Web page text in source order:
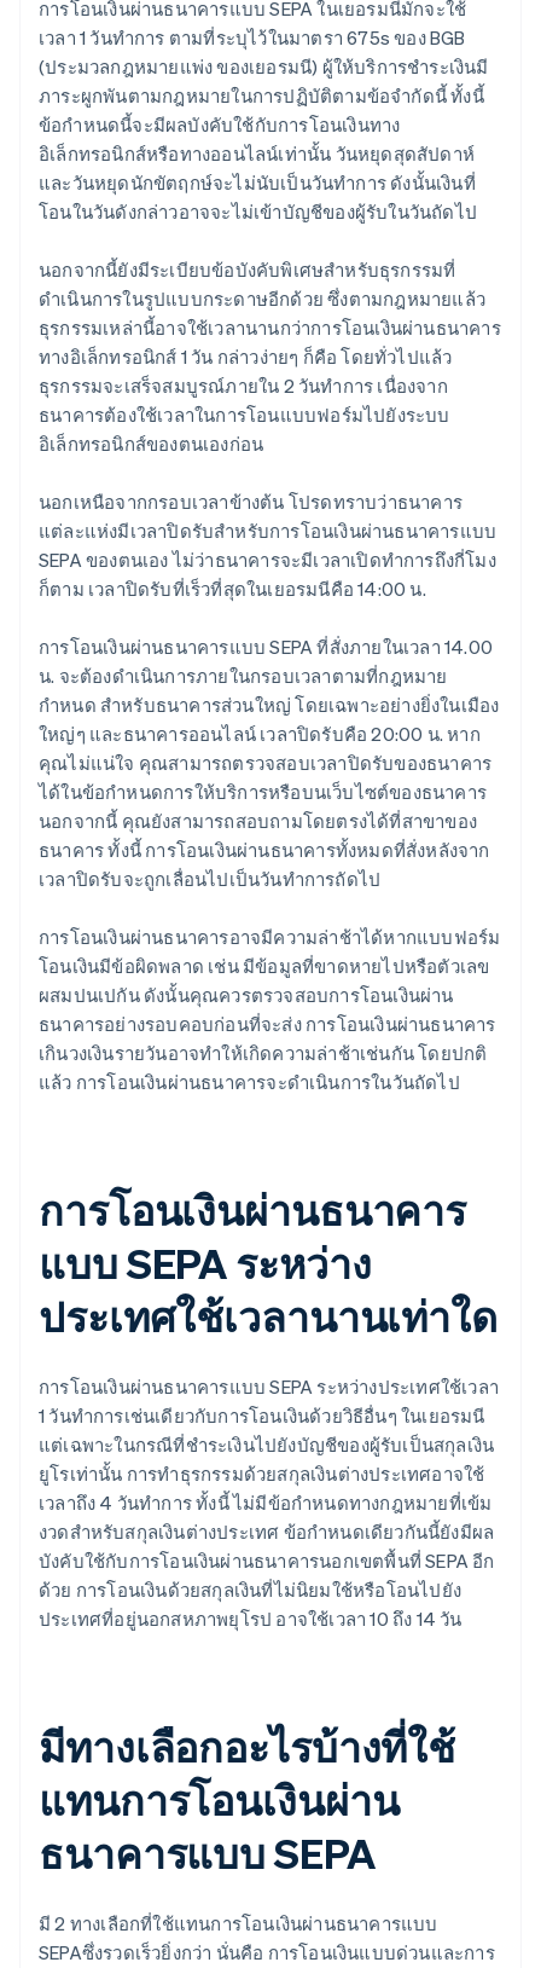
การโอนเงินผ่านธนาคารแบบ SEPA ในเยอรมนีมักจะใช้
เวลา 1 วันทำการ ตามที่ระบุไว้ในมาตรา 675s ของ BGB
(ประมวลกฎหมายแพ่ง ของเยอรมนี) ผู้ให้บริการชำระเงินมี
ภาระผูกพันตามกฎหมายในการปฏิบัติตามข้อจำกัดนี้ ทั้งนี้
ข้อกำหนดนี้จะมีผลบังคับใช้กับการโอนเงินทาง
อิเล็กทรอนิกส์หรือทางออนไลน์เท่านั้น วันหยุดสุดสัปดาห์
และวันหยุดนักขัตฤกษ์จะไม่นับเป็นวันทำการ ดังนั้นเงินที่
โอนในวันดังกล่าวอาจจะไม่เข้าบัญชีของผู้รับในวันถัดไป
นอกจากนี้ยังมีระเบียบข้อบังคับพิเศษสำหรับธุรกรรมที่
ดำเนินการในรูปแบบกระดาษอีกด้วย ซึ่งตามกฎหมายแล้ว
ธุรกรรมเหล่านี้อาจใช้เวลานานกว่าการโอนเงินผ่านธนาคาร
ทางอิเล็กทรอนิกส์ 1 วัน กล่าวง่ายๆ ก็คือ โดยทั่วไปแล้ว
ธุรกรรมจะเสร็จสมบูรณ์ภายใน 2 วันทำการ เนื่องจาก
ธนาคารต้องใช้เวลาในการโอนแบบฟอร์มไปยังระบบ
อิเล็กทรอนิกส์ของตนเองก่อน
นอกเหนือจากกรอบเวลาข้างต้น โปรดทราบว่าธนาคาร
แต่ละแห่งมีเวลาปิดรับสำหรับการโอนเงินผ่านธนาคารแบบ
SEPA ของตนเอง ไม่ว่าธนาคารจะมีเวลาเปิดทำการถึงกี่โมง
ก็ตาม เวลาปิดรับที่เร็วที่สุดในเยอรมนีคือ 14:00 น.
การโอนเงินผ่านธนาคารแบบ SEPA ที่สั่งภายในเวลา 14.00
น. จะต้องดำเนินการภายในกรอบเวลาตามที่กฎหมาย
กำหนด สำหรับธนาคารส่วนใหญ่ โดยเฉพาะอย่างยิ่งในเมือง
ใหญ่ๆ และธนาคารออนไลน์ เวลาปิดรับคือ 20:00 น. หาก
คุณไม่แน่ใจ คุณสามารถตรวจสอบเวลาปิดรับของธนาคาร
ได้ในข้อกำหนดการให้บริการหรือบนเว็บไซต์ของธนาคาร
นอกจากนี้ คุณยังสามารถสอบถามโดยตรงได้ที่สาขาของ
ธนาคาร ทั้งนี้ การโอนเงินผ่านธนาคารทั้งหมดที่สั่งหลังจาก
เวลาปิดรับจะถูกเลื่อนไปเป็นวันทำการถัดไป
การโอนเงินผ่านธนาคารอาจมีความล่าช้าได้หากแบบฟอร์ม
โอนเงินมีข้อผิดพลาด เช่น มีข้อมูลที่ขาดหายไปหรือตัวเลข
ผสมปนเปกัน ดังนั้นคุณควรตรวจสอบการโอนเงินผ่าน
ธนาคารอย่างรอบคอบก่อนที่จะส่ง การโอนเงินผ่านธนาคาร
เกินวงเงินรายวันอาจทำให้เกิดความล่าช้าเช่นกัน โดยปกติ
แล้ว การโอนเงินผ่านธนาคารจะดำเนินการในวันถัดไป
การโอนเงินผ่านธนาคาร
แบบ SEPA ระหว่าง
ประเทศใช้เวลานานเท่าใด
การโอนเงินผ่านธนาคารแบบ SEPA ระหว่างประเทศใช้เวลา
1 วันทำการเช่นเดียวกับการโอนเงินด้วยวิธีอื่นๆ ในเยอรมนี
แต่เฉพาะในกรณีที่ชำระเงินไปยังบัญชีของผู้รับเป็นสกุลเงิน
ยูโรเท่านั้น การทำธุรกรรมด้วยสกุลเงินต่างประเทศอาจใช้
เวลาถึง 4 วันทำการ ทั้งนี้ ไม่มีข้อกำหนดทางกฎหมายที่เข้ม
งวดสำหรับสกุลเงินต่างประเทศ ข้อกำหนดเดียวกันนี้ยังมีผล
บังคับใช้กับการโอนเงินผ่านธนาคารนอกเขตพื้นที่ SEPA อีก
ด้วย การโอนเงินด้วยสกุลเงินที่ไม่นิยมใช้หรือโอนไปยัง
ประเทศที่อยู่นอกสหภาพยุโรป อาจใช้เวลา 10 ถึง 14 วัน
มีทางเลือกอะไรบ้างที่ใช้
แทนการโอนเงินผ่าน
ธนาคารแบบ SEPA
มี 2 ทางเลือกที่ใช้แทนการโอนเงินผ่านธนาคารแบบ
SEPAซึ่งรวดเร็วยิ่งกว่า นั่นคือ การโอนเงินแบบด่วนและการ